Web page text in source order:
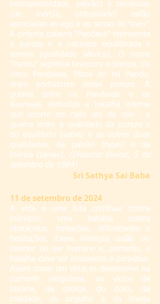
intempestividade, paixão) e tamásicas
(de inércia, obtusidade) estão
associadas ao ego e ao senso de “meu”.
A própria palavra “Pandava” representa
a pureza e a natureza equilibrada e
serena (qualidade sátvica). O nome
“Pandu” significa brancura e pureza. Os
cinco Pandavas, filhos do rei Pandu,
eram portadores dessa pureza. A
guerra entre os Pandavas e os
Kauravas simboliza a batalha interna
que ocorre em cada um de nós - a
guerra entre a qualidade da pureza e
do equilíbrio (satva) e as outras duas
qualidades, da paixão (rajas) e da
inércia (tamas).
(Discurso Divino, 5 de
setembro de 1984)
Sri Sathya Sai Baba
11 de setembro de 2024
A vida é uma luta contínua contra
inimigos, uma batalha contra
obstáculos, tentações, dificuldades e
hesitações. Esses inimigos estão no
interior do ser humano e, portanto, a
batalha deve ser incessante e perpétua.
Assim como um vírus se desenvolve na
corrente sanguínea, os vícios da
luxúria, da cobiça, do ódio, da
maldade, do orgulho e da inveja